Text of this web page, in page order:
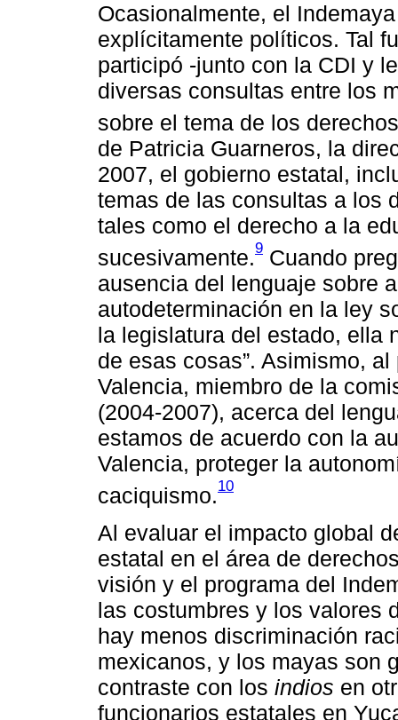
Ocasionalmente, el
explícitamente políticos. Tal
participó -junto con la CDI y
diversas consultas entre los
sobre el tema de los
de Patricia Guarneros, la
2007, el gobierno estatal,
temas de las consultas a los
tales como el derecho a la
sucesivamente.9 Cuando
ausencia del lenguaje sobre
autodeterminación en la ley
la legislatura del estado, ella
de esas cosas”. Asimismo,
Valencia, miembro de la
(2004-2007), acerca del
estamos de acuerdo con la
Valencia, proteger la
caciquismo.10
Al evaluar el impacto global
estatal en el área de
visión y el programa del
las costumbres y los valores
hay menos discriminación
mexicanos, y los mayas son
contraste con los indios en
funcionarios estatales en